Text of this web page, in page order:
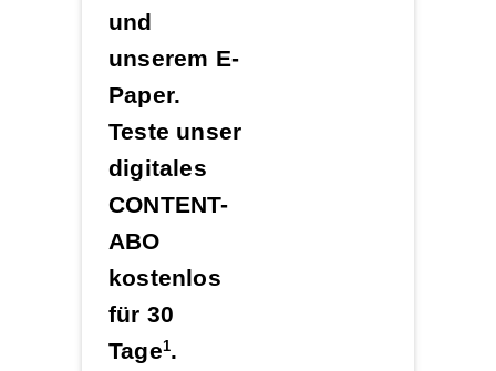
und
unserem E-
Paper.
Teste unser
digitales
CONTENT-
ABO
kostenlos
für 30
Tage1.